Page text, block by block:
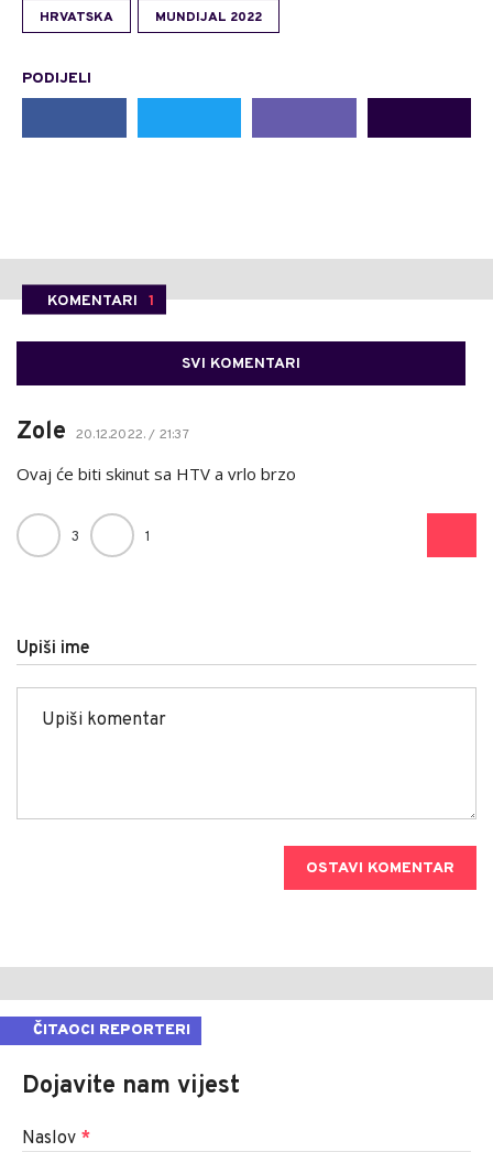
HRVATSKA MUNDIJAL 2022
PODIJELI
KOMENTARI 1
SVI KOMENTARI
Zole 20.12.2022. / 21:37
Ovaj će biti skinut sa HTV a vrlo brzo
3 1
Upiši ime
OSTAVI KOMENTAR
ČITAOCI REPORTERI
Dojavite nam vijest
Naslov *